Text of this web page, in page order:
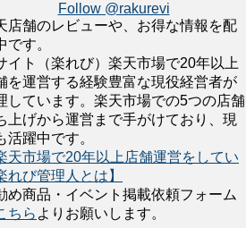
Follow @rakurevi
店舗のレビューや、お得な情報を配
です。
イト（楽れび）楽天市場で20年以上
を運営する経験豊富な現役経営者が
しています。楽天市場での5つの店舗
上げから運営まで手がけており、現
活躍中です。
天市場で20年以上店舗運営をしてい
れび管理人とは】
め商品・イベント掲載依頼フォーム
ちら よりお願いします。